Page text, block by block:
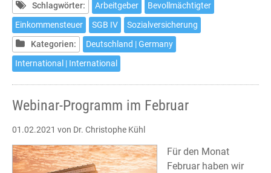
Bevollmächtigter
in
Deutschland
Schlagwörter: Arbeitgeber
Bevollmächtigter
Einkommensteuer
SGB IV
Sozialversicherung
Kategorien:
Deutschland | Germany
International | International
Webinar-Programm im Februar
01.02.2021 von Dr. Christophe Kühl
Für den Monat
Februar haben wir